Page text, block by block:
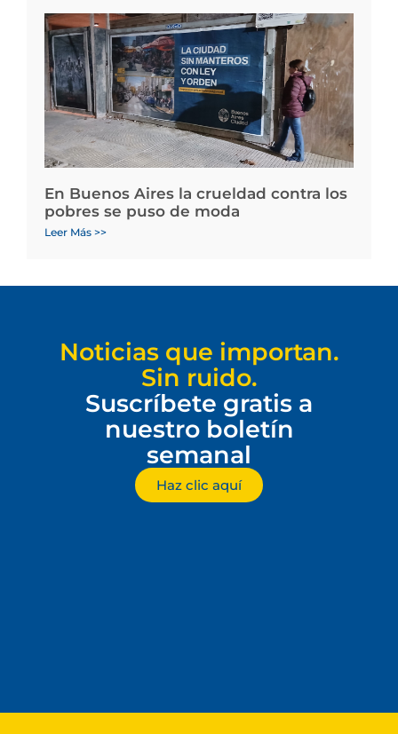
En Buenos Aires la crueldad contra los
pobres se puso de moda
Leer Más >>
Noticias que importan.
Sin ruido.
Suscríbete gratis a
nuestro boletín
semanal
Haz clic aquí